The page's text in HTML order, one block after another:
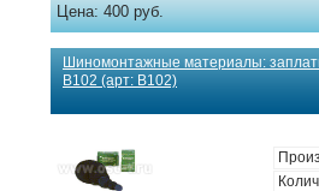
Цена: 400 руб.
Шиномонтажные материалы:
В102 (арт: В102)